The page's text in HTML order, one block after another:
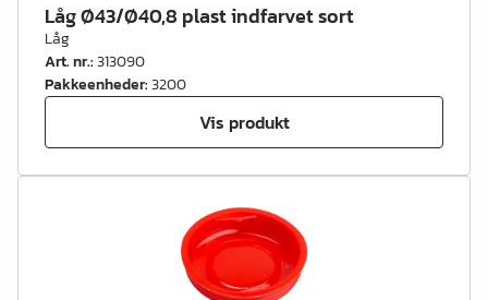
Låg Ø43/Ø40,8 plast indfarvet sort
Låg
Art. nr.:313090
Pakkeenheder:3200
Vis produkt